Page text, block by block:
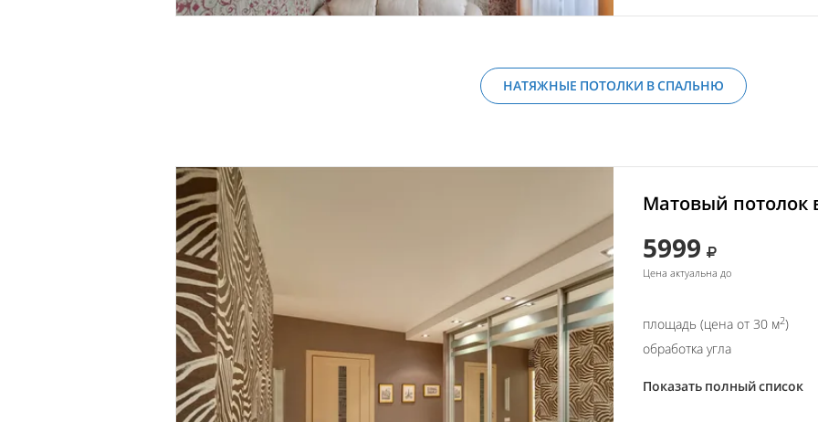
НАТЯЖНЫЕ ПОТОЛКИ В СПАЛЬНЮ
Матовый потолок
5999
Цена актуальна до
площадь (цена от 30 м2)
обработка угла
Показать полный список